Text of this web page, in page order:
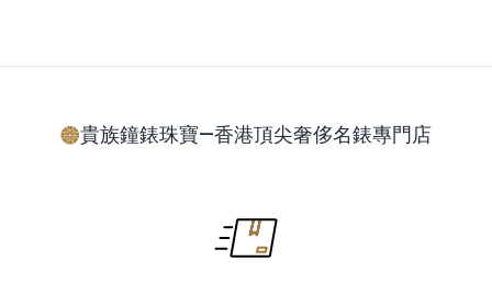
貴族鐘錶珠寶—香港頂尖奢侈名錶專門店